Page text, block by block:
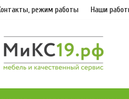
режим работы Наши